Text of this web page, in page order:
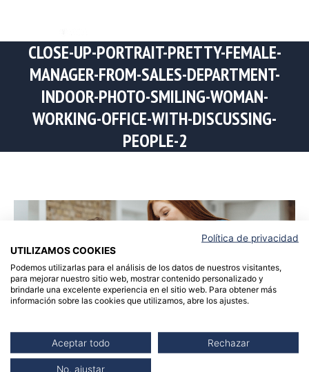
CLOSE-UP-PORTRAIT-PRETTY-FEMALE-
MANAGER-FROM-SALES-DEPARTMENT-
INDOOR-PHOTO-SMILING-WOMAN-
WORKING-OFFICE-WITH-DISCUSSING-
PEOPLE-2
Compartir esta imagen
Política de privacidad
UTILIZAMOS COOKIES
Podemos utilizarlas para el análisis de los datos de nuestros visitantes,
para mejorar nuestro sitio web, mostrar contenido personalizado y
brindarle una excelente experiencia en el sitio web. Para obtener más
información sobre las cookies que utilizamos, abre los ajustes.
Aceptar todo Rechazar
No, ajustar